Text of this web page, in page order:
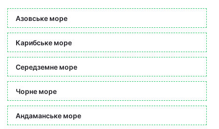
Азовське море
Карибське море
Середземне море
Чорне море
Андаманське море